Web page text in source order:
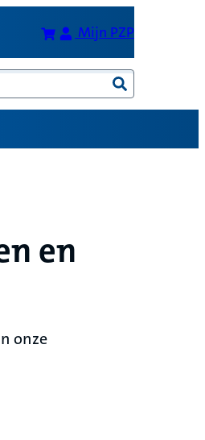
Bereken je premie
Mijn PZP
en
onze